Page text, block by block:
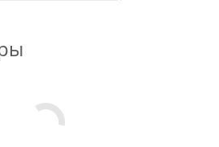
характеристиками
металлобаз.